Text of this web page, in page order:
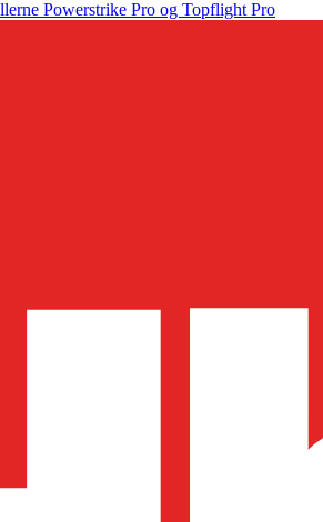
Powerstrike Pro og Topflight Pro